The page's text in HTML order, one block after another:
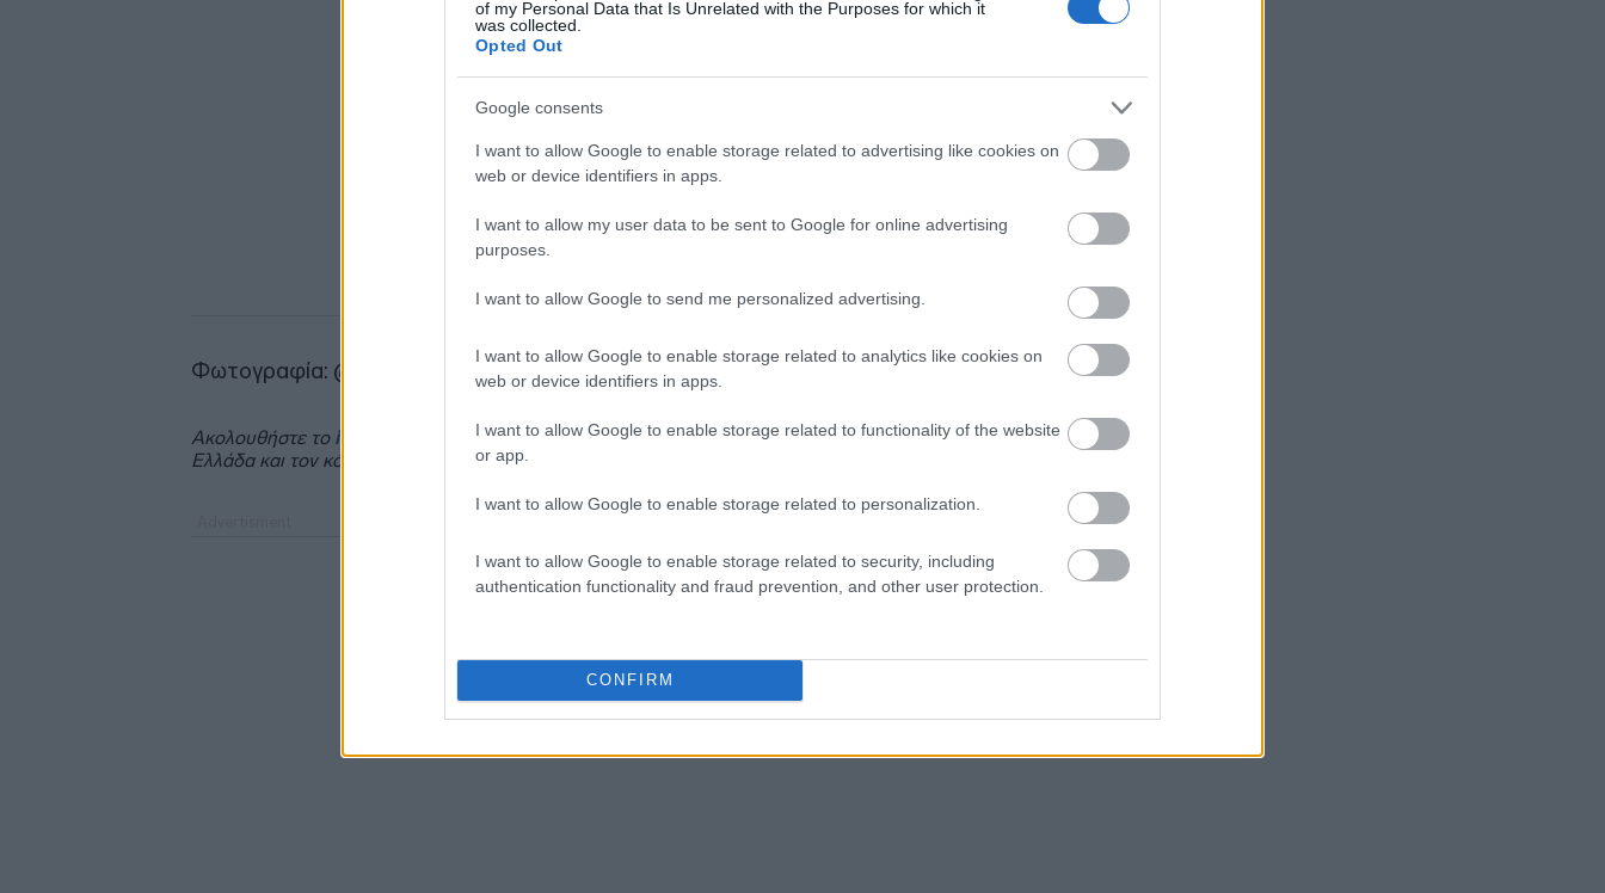
of my Personal Data that Is Unrelated with the Purposes for which it
was collected.
Opted Out
Google consents
I want to allow Google to enable storage related to advertising like cookies on
web or device identifiers in apps.
I want to allow my user data to be sent to Google for online advertising
purposes.
I want to allow Google to send me personalized advertising.
I want to allow Google to enable storage related to analytics like cookies on
web or device identifiers in apps.
I want to allow Google to enable storage related to functionality of the website
or app.
I want to allow Google to enable storage related to personalization.
I want to allow Google to enable storage related to security, including
authentication functionality and fraud prevention, and other user protection.
CONFIRM
Φωτογραφία: @associatedpress
Ακολουθήστε το insider.gr στο Google Newsκαι μάθετε πρώτοι όλες τιςειδήσειςαπό την
Ελλάδα και τον κόσμο.
18η συνεχόμενη χρονιά
δολαρίων για τη DeepSeek
άνω των 1,3 δισ. ευρώ φέτος -
Επιταχύνει την ανάπτυξη, μεταθέτει
Στα πράσινα οι ευρωαγορές - Νέο
Πυρκαγιές: 325 αυτοψίες στις
πληγείσες περιοχές - 118 «κόκκινα»
Σε εξέλιξη πυρκαγιές σε Σκύρο και
18:49
ΑΔΜΗΕ: Διατηρεί την τεχνική ηγεσία